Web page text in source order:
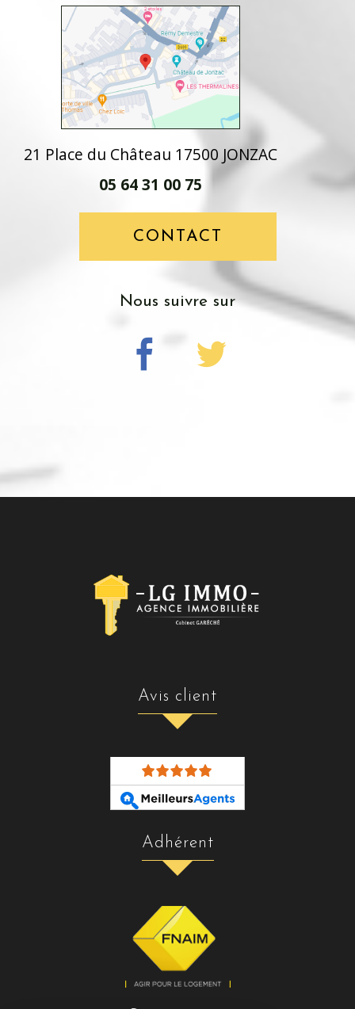
21 Place du Château 17500 JONZAC
05 64 31 00 75
CONTACT
nous suivre sur
avis client
adhérent